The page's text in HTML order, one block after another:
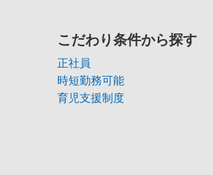
こだわり条件から探す
正社員
時短勤務可能
育児支援制度